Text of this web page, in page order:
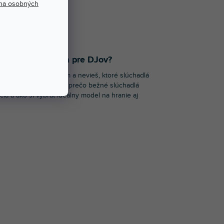
osobných
vybrať sluchádla pre DJov?
Začínaš s DJingom a nevieš, ktoré slúchadlá
teba najlepšie? Zisti, prečo bežné slúchadlá
a ako si vybrať ideálny model na hranie aj